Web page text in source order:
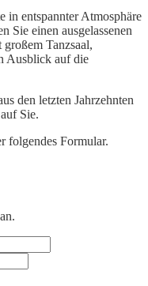
in entspannter Atmosphäre
Sie einen ausgelassenen
Tanzsaal,
Ausblick auf die
den letzten Jahrzehnten
Sie.
folgendes Formular.